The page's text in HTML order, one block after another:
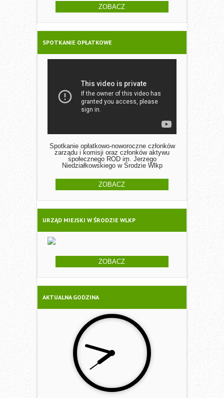
ZOBACZ
SPOTKANIE OPŁATKOWE
Spotkanie opłatkowo-noworoczne członków
zarządu i komisji oraz członków aktywu
społecznego ROD im. Jerzego
Niedziałkowskiego w Środzie Wlkp
ZOBACZ
URZĄD MIEJSKI W ŚRODZIE WLKP
ZOBACZ
AKTUALNA GODZINA